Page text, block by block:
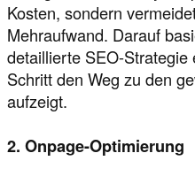
Kosten, sondern
Mehraufwand. Darauf
detaillierte SEO-
Schritt den Weg zu den
aufzeigt.
2. Onpage-Optimierung